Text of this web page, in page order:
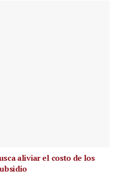
aliviar el costo de los